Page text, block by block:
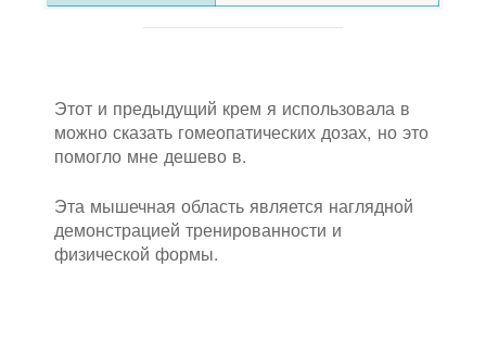
Этот и предыдущий крем я использовала в
можно сказать гомеопатических дозах, но это
помогло мне дешево в.
Эта мышечная область является наглядной
демонстрацией тренированности и
физической формы.